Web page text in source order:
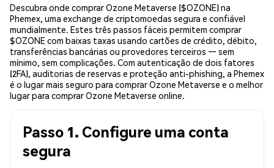
Descubra onde comprar Ozone Metaverse ($OZONE) na
Phemex, uma exchange de criptomoedas segura e confiável
mundialmente. Estes três passos fáceis permitem comprar
$OZONE com baixas taxas usando cartões de crédito, débito,
transferências bancárias ou provedores terceiros — sem
mínimo, sem complicações. Com autenticação de dois fatores
(2FA), auditorias de reservas e proteção anti-phishing, a Phemex
é o lugar mais seguro para comprar Ozone Metaverse e o melhor
lugar para comprar Ozone Metaverse online.
Passo 1. Configure uma conta
segura